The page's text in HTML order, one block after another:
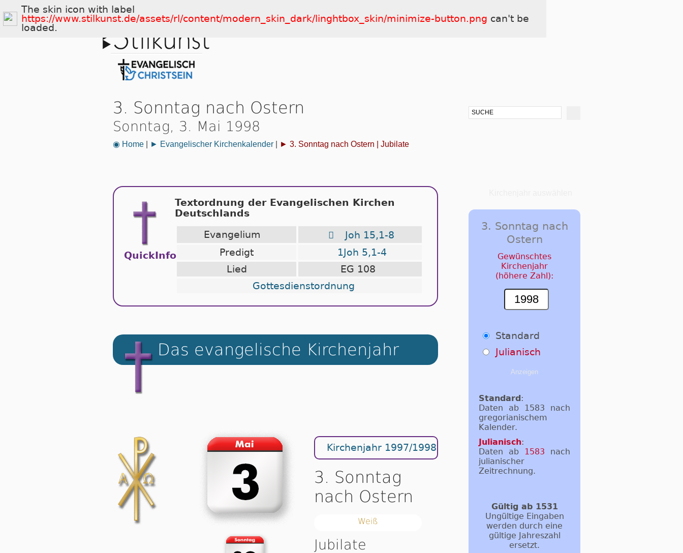
3. Sonntag nach Ostern
Sonntag, 3. Mai 1998
◉ Home ► Evangelischer Kirchenkalender ► 3. Sonntag nach Ostern | Jubilate
QuickInfo
Textordnung der Evangelischen Kirchen
Deutschlands
Evangelium

Joh 15,1-8
Predigt
1Joh 5,1-4
Lied
EG 108
Gottesdienstordnung
Das evangelische Kirchenjahr
Kirchenjahr 1997/1998
3. Sonntag
nach Ostern
Weiß
Jubilate
3. Sonntag nach
Ostern
Gewünschtes
Kirchenjahr
(höhere Zahl):
Standard
Julianisch
Standard:
Daten ab 1583 nach
gregorianischem
Kalender.
Julianisch:
Daten ab 1583 nach
julianischer
Zeitrechnung.
Gültig ab 1531
Ungültige Eingaben
werden durch eine
gültige Jahreszahl
ersetzt.
The skin icon with label
https://www.stilkunst.de/assets/rl/content/modern_skin_dark/linghtbox_skin/minimize-button.png can't be
loaded.